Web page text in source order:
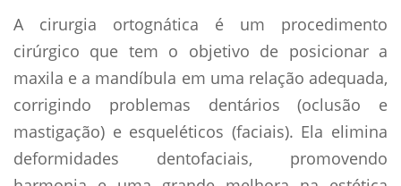
A cirurgia ortognática é um procedimento
cirúrgico que tem o objetivo de posicionar a
maxila e a mandíbula em uma relação adequada,
corrigindo problemas dentários (oclusão e
mastigação) e esqueléticos (faciais). Ela elimina
deformidades dentofaciais, promovendo